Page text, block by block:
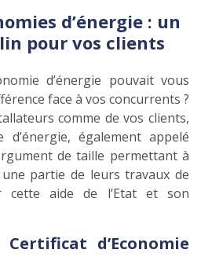
d’énergie : un
pour vos clients
d’énergie pouvait vous
face à vos concurrents ?
comme de vos clients,
d’énergie, également appelé
de taille permettant à
partie de leurs travaux de
cette aide de l’Etat et son
Certificat d’Economie